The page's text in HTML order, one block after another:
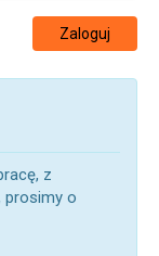
Zaloguj
z
prosimy o